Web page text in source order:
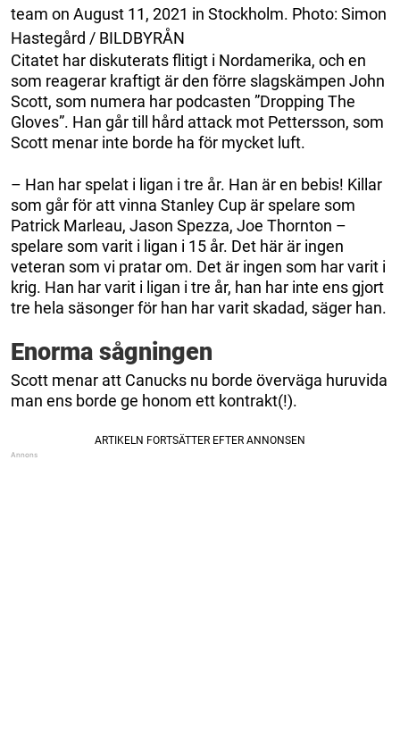
team on August 11, 2021 in Stockholm. Photo: Simon
Hastegård / BILDBYRÅN
Citatet har diskuterats flitigt i Nordamerika, och en
som reagerar kraftigt är den förre slagskämpen John
Scott, som numera har podcasten ”Dropping The
Gloves”. Han går till hård attack mot Pettersson, som
Scott menar inte borde ha för mycket luft.
– Han har spelat i ligan i tre år. Han är en bebis! Killar
som går för att vinna Stanley Cup är spelare som
Patrick Marleau, Jason Spezza, Joe Thornton –
spelare som varit i ligan i 15 år. Det här är ingen
veteran som vi pratar om. Det är ingen som har varit i
krig. Han har varit i ligan i tre år, han har inte ens gjort
tre hela säsonger för han har varit skadad, säger han.
Enorma sågningen
Scott menar att Canucks nu borde överväga huruvida
man ens borde ge honom ett kontrakt(!).